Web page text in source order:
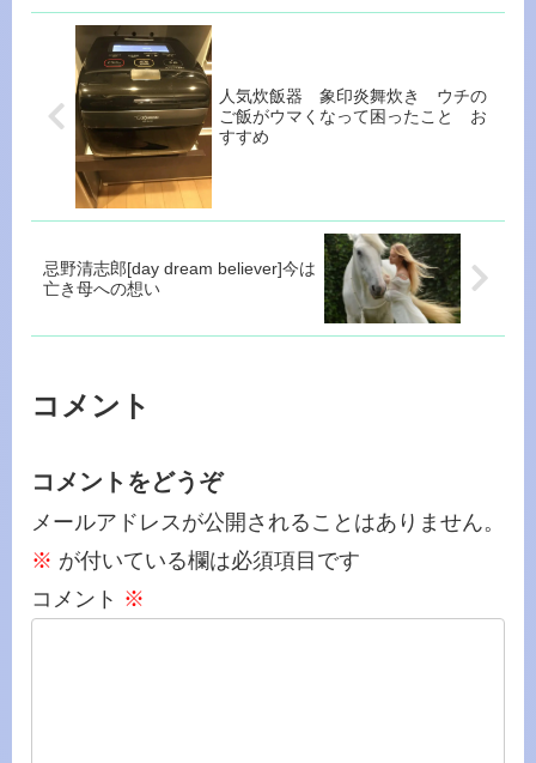
人気炊飯器 象印炎舞炊き ウチの
ご飯がウマくなって困ったこと お
すすめ
忌野清志郎[day dream believer]今は
亡き母への想い
コメント
コメントをどうぞ
メールアドレスが公開されることはありません。
※ が付いている欄は必須項目です
コメント ※